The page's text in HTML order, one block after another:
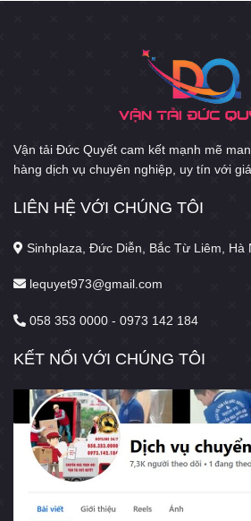
Vận tải Đức Quyết cam kết mạnh mẽ
hàng dịch vụ chuyên nghiệp, uy tín với
LIÊN HỆ VỚI CHÚNG TÔI
Sinhplaza, Đức Diễn, Bắc Từ Liêm, Hà
lequyet973@gmail.com
058 353 0000 - 0973 142 184
KẾT NỐI VỚI CHÚNG TÔI